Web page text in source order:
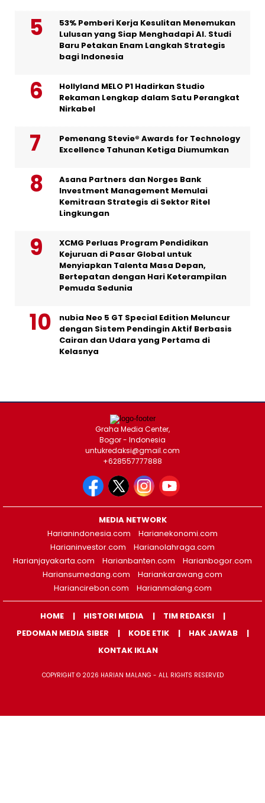
53% Pemberi Kerja Kesulitan Menemukan
Lulusan yang Siap Menghadapi AI. Studi
Baru Petakan Enam Langkah Strategis
bagi Indonesia
Hollyland MELO P1 Hadirkan Studio
Rekaman Lengkap dalam Satu Perangkat
Nirkabel
Pemenang Stevie® Awards for Technology
Excellence Tahunan Ketiga Diumumkan
Asana Partners dan Norges Bank
Investment Management Memulai
Kemitraan Strategis di Sektor Ritel
Lingkungan
XCMG Perluas Program Pendidikan
Kejuruan di Pasar Global untuk
Menyiapkan Talenta Masa Depan,
Bertepatan dengan Hari Keterampilan
Pemuda Sedunia
nubia Neo 5 GT Special Edition Meluncur
dengan Sistem Pendingin Aktif Berbasis
Cairan dan Udara yang Pertama di
Kelasnya
Graha Media Center,
Bogor - Indonesia
untukredaksi@gmail.com
+628557777888
MEDIA NETWORK
Harianindonesia.com
Harianekonomi.com
Harianinvestor.com
Harianolahraga.com
Harianjayakarta.com
Harianbanten.com
Harianbogor.com
Hariansumedang.com
Hariankarawang.com
Hariancirebon.com
Harianmalang.com
HOME HISTORI MEDIA
TIM REDAKSI
PEDOMAN MEDIA SIBER
KODE ETIK
HAK JAWAB
KONTAK IKLAN
COPYRIGHT © 2026 HARIAN MALANG - ALL RIGHTS RESERVED